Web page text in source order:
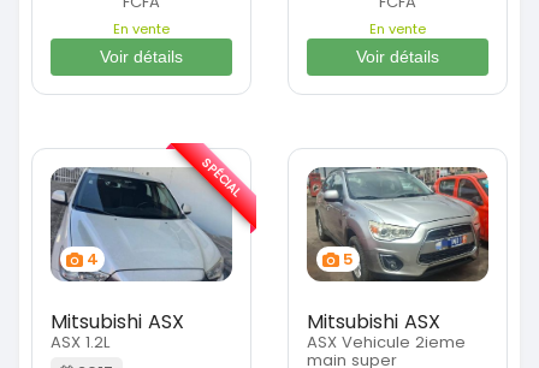
En vente
Voir détails
En vente
Voir détails
4
Mitsubishi ASX
ASX 1.2L
SPÉCIAL
5
Mitsubishi ASX
ASX Vehicule 2ieme
main super